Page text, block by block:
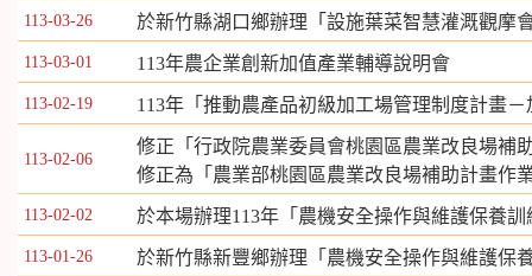
113-03-26 於新竹縣湖口鄉辦理「設施葉菜智慧灌溉觀摩
113-03-01 113年農企業創新加值產業輔導說明會
113-02-19 113年「推動農產品初級加工場管理制度計畫
113-02-06
修正「行政院農業委員會桃園區農業改良場補
修正為「農業部桃園區農業改良場補助計畫作
113-02-02 於本場辦理113年「農機安全操作與維護保養
113-01-26 於新竹縣新豐鄉辦理「農機安全操作與維護保